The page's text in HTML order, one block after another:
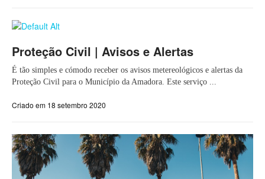
Proteção Civil | Avisos e Alertas
É tão simples e cómodo receber os avisos metereológicos e alertas da
Proteção Civil para o Município da Amadora. Este serviço ...
Criado em 18 setembro 2020